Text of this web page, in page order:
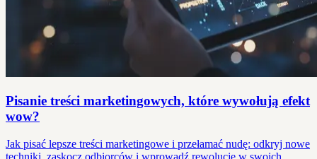
Pisanie treści marketingowych, które wywołują efekt
wow?
Jak pisać lepsze treści marketingowe i przełamać nudę: odkryj nowe
techniki, zaskocz odbiorców i wprowadź rewolucję w swoich